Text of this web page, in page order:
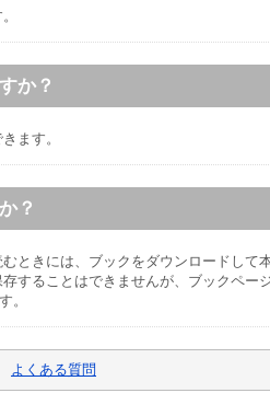
か？
ます。
？
ときには、ブックをダウンロードして
することはできませんが、ブックペー
。
よくある質問
長井市
撮影者名：地元Love
撮影場所：あやめ公園